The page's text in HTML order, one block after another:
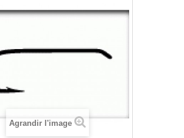
Agrandir l'image